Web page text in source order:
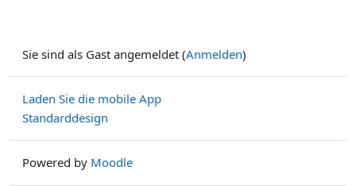
Sie sind als Gast angemeldet (Anmelden)
Laden Sie die mobile App
Standarddesign
Powered by Moodle